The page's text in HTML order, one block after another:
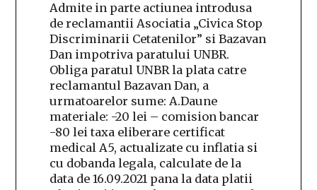
Admite in parte actiunea introdusa
de reclamantii Asociatia „Civica Stop
Discriminarii Cetatenilor” si Bazavan
Dan impotriva paratului UNBR.
Obliga paratul UNBR la plata catre
reclamantul Bazavan Dan, a
urmatoarelor sume: A.Daune
materiale: -20 lei – comision bancar
-80 lei taxa eliberare certificat
medical A5, actualizate cu inflatia si
cu dobanda legala, calculate de la
data de 16.09.2021 pana la data platii